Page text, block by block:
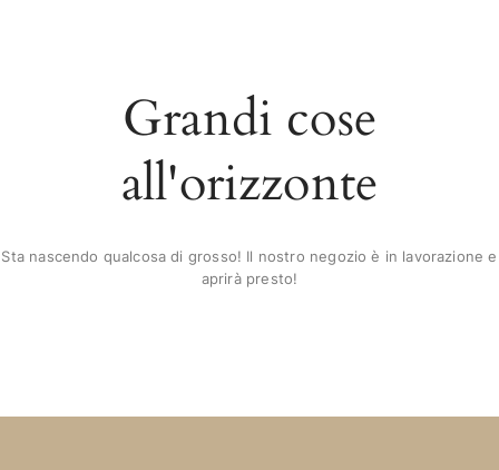
Grandi cose
all'orizzonte
Sta nascendo qualcosa di grosso! Il nostro negozio è in lavorazione e
aprirà presto!